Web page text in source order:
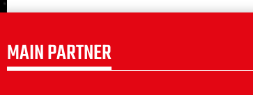
MAIN PARTNER